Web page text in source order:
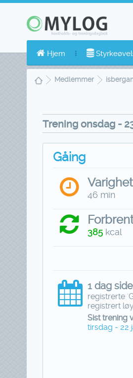
Hjem
Medlemmer
Trening onsdag -
Gåing
Varighet
46 min
385kcal
1 dag
registrerte
registrert
Sist trening
tirsdag - 22